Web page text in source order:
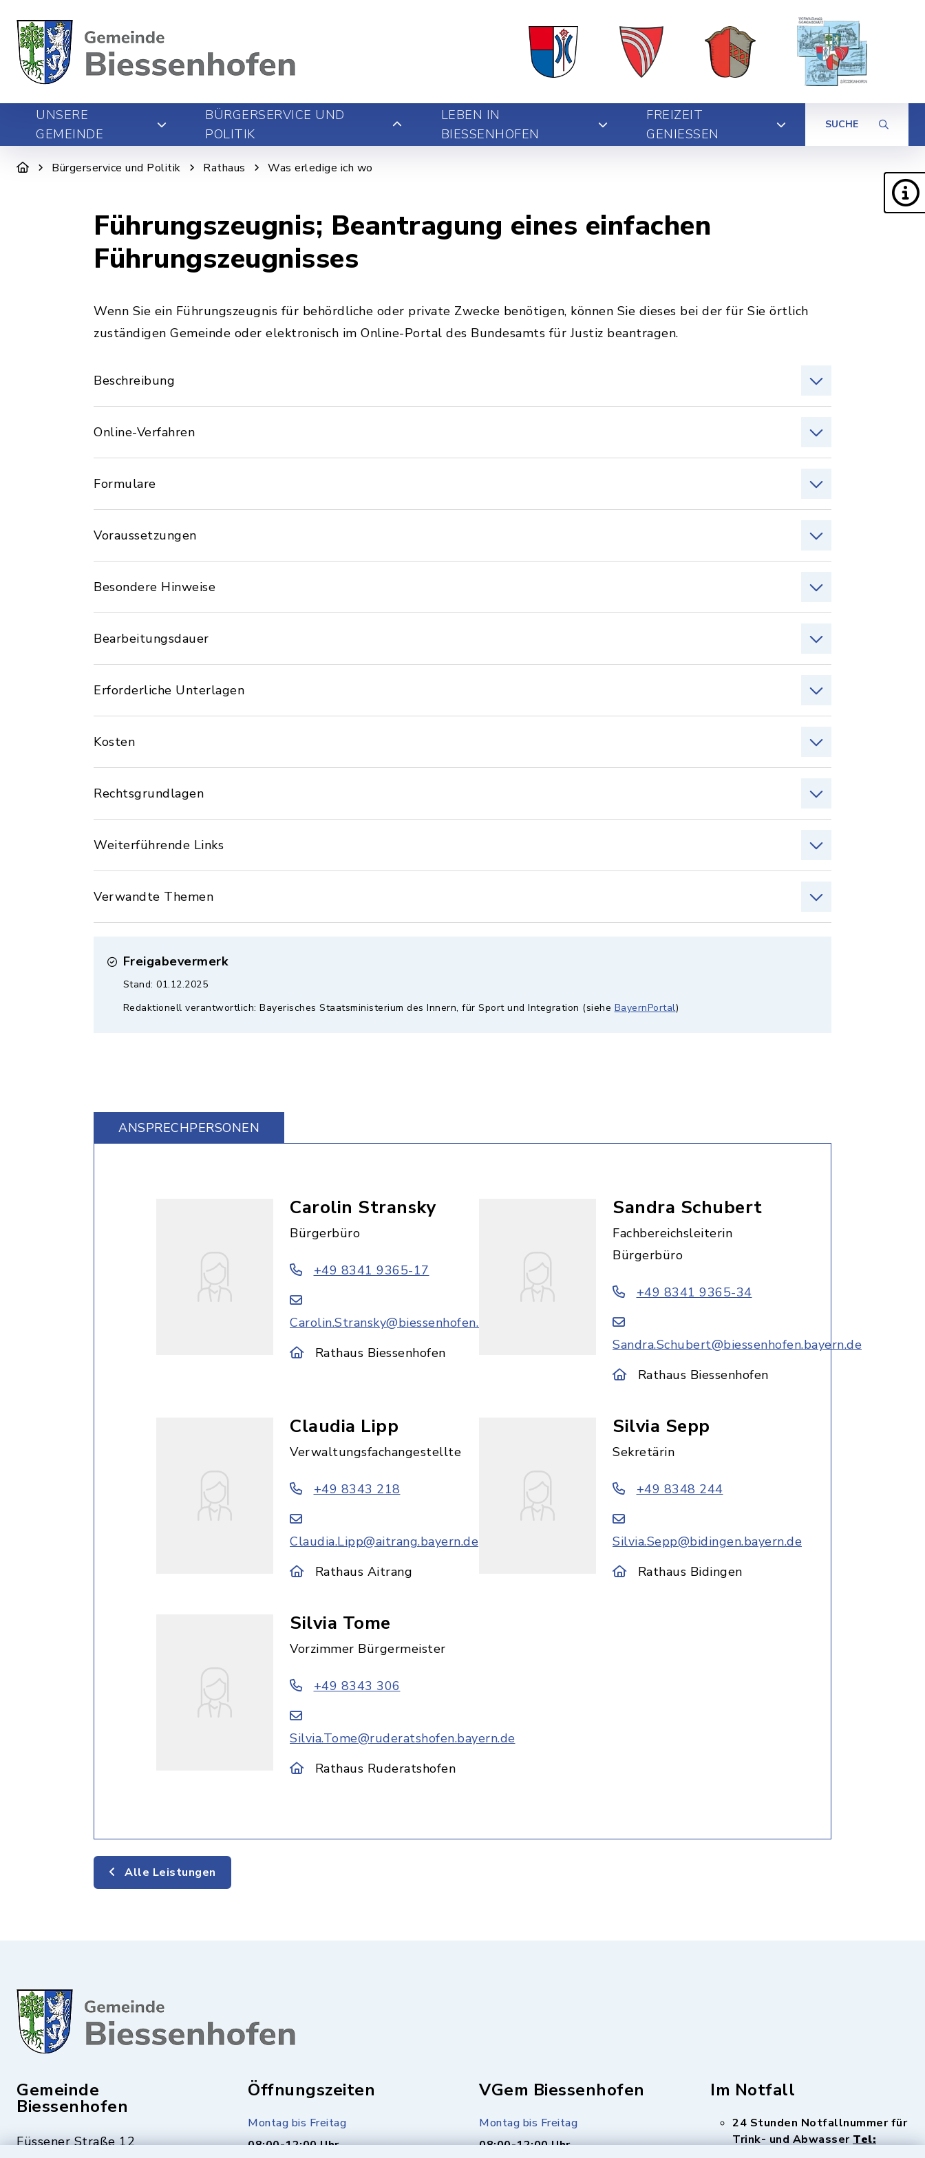
UNSERE
GEMEINDE
BÜRGERSERVICE UND
POLITIK
LEBEN IN
BIESSENHOFEN
FREIZEIT
GENIESSEN
SUCHE
Bürgerservice und Politik Rathaus Was erledige ich wo
Führungszeugnis; Beantragung eines einfachen
Führungszeugnisses
Wenn Sie ein Führungszeugnis für behördliche oder private Zwecke benötigen, können Sie dieses bei der für Sie örtlich
zuständigen Gemeinde oder elektronisch im Online-Portal des Bundesamts für Justiz beantragen.
Beschreibung
Online-Verfahren
Formulare
Voraussetzungen
Besondere Hinweise
Bearbeitungsdauer
Erforderliche Unterlagen
Kosten
Rechtsgrundlagen
Weiterführende Links
Verwandte Themen
Freigabevermerk
Stand: 01.12.2025
Redaktionell verantwortlich: Bayerisches Staatsministerium des Innern, für Sport und Integration (siehe BayernPortal)
ANSPRECHPERSONEN
Carolin Stransky
Bürgerbüro
+49 8341 9365-17
Carolin.Stransky@biessenhofen.bayern.de
Rathaus Biessenhofen
Sandra Schubert
Fachbereichsleiterin
Bürgerbüro
+49 8341 9365-34
Sandra.Schubert@biessenhofen.bayern.de
Rathaus Biessenhofen
Claudia Lipp
Verwaltungsfachangestellte
+49 8343 218
Claudia.Lipp@aitrang.bayern.de
Rathaus Aitrang
Silvia Sepp
Sekretärin
+49 8348 244
Silvia.Sepp@bidingen.bayern.de
Rathaus Bidingen
Silvia Tome
Vorzimmer Bürgermeister
+49 8343 306
Silvia.Tome@ruderatshofen.bayern.de
Rathaus Ruderatshofen
Alle Leistungen
Gemeinde
Biessenhofen
Füssener Straße 12
Öffnungszeiten
Montag bis Freitag
08:00-12:00 Uhr
VGem Biessenhofen
Montag bis Freitag
08:00-12:00 Uhr
Im Notfall
24 Stunden Notfallnummer für
Trink- und AbwasserTel: